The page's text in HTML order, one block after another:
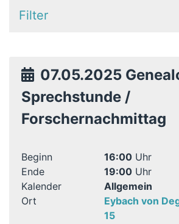
Filter
07.05.2025
Sprechstunde /
Forschernachmittag
Beginn 16:00Uhr
Ende
19:00Uhr
Kalender
Allgemein
Ort
Eybach von
15